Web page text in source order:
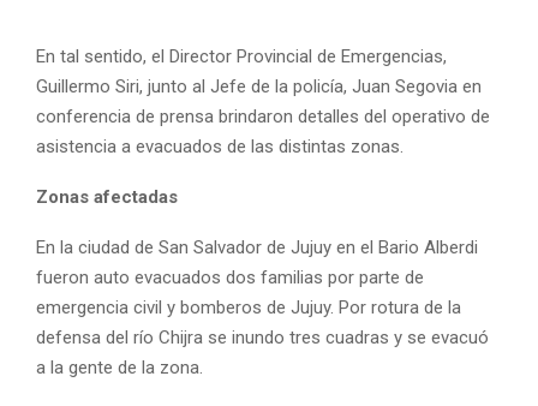
En tal sentido, el Director Provincial de Emergencias,
Guillermo Siri, junto al Jefe de la policía, Juan Segovia en
conferencia de prensa brindaron detalles del operativo de
asistencia a evacuados de las distintas zonas.
Zonas afectadas
En la ciudad de San Salvador de Jujuy en el Bario Alberdi
fueron auto evacuados dos familias por parte de
emergencia civil y bomberos de Jujuy. Por rotura de la
defensa del río Chijra se inundo tres cuadras y se evacuó
a la gente de la zona.